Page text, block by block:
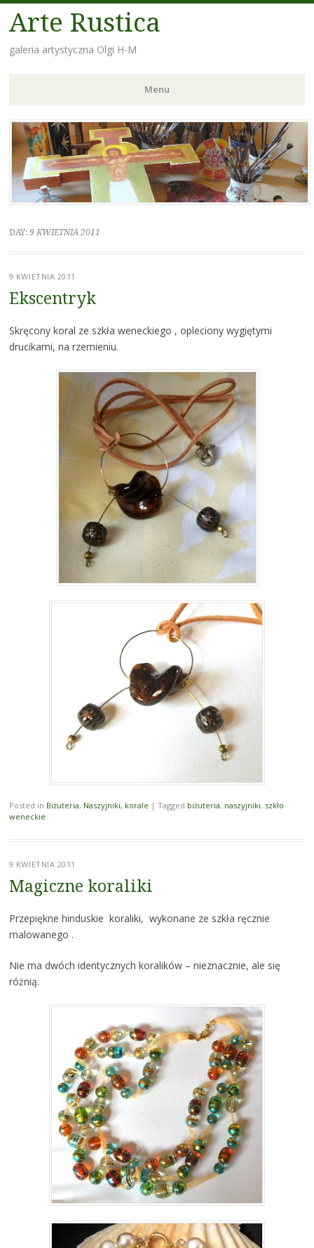
Arte Rustica
galeria artystyczna Olgi H-M
Menu
Skip
to
content
DAY: 9 KWIETNIA 2011
9 KWIETNIA 2011
Ekscentryk
Skręcony koral ze szkła weneckiego , opleciony wygiętymi
drucikami, na rzemieniu.
Posted in Biżuteria, Naszyjniki, korale | Tagged biżuteria, naszyjniki, szkło
weneckie
9 KWIETNIA 2011
Magiczne koraliki
Przepiękne hinduskie koraliki, wykonane ze szkła ręcznie
malowanego .
Nie ma dwóch identycznych koralików – nieznacznie, ale się
różnią.